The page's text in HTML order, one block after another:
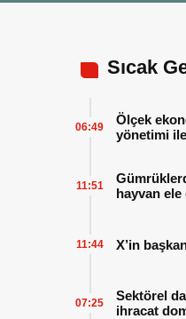
Sıcak
Ölçek
yönetimi
06:49
hayvan
11:51
X’in
11:44
Sektörel
ihracat
07:25